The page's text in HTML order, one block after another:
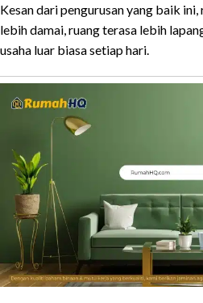
Kesan dari pengurusan yang baik
lebih damai, ruang terasa lebih
usaha luar biasa setiap hari.